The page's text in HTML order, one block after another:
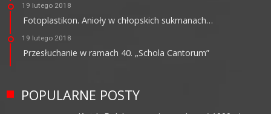
19 lutego 2018
Fotoplastikon. Anioły w chłopskich sukmanach…
19 lutego 2018
Przesłuchanie w ramach 40. „Schola Cantorum”
POPULARNE POSTY